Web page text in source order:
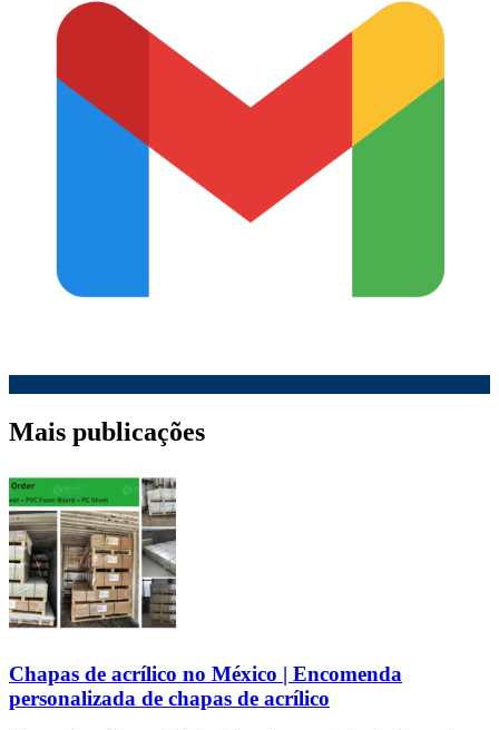
Mais publicações
Chapas de acrílico no México | Encomenda
personalizada de chapas de acrílico